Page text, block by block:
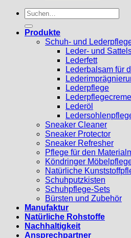
Suchen
nach:
Produkte
Schuh- und
Leder- und
Lederfett
Lederbalsam für
Lederpflege
Lederpflegecreme
Lederöl
Sneaker Cleaner
Sneaker Protector
Sneaker Refresher
Pflege für den
Köndringer
Natürliche
Schuhputzkisten
Schuhpflege-Sets
Bürsten und Zubehör
Manufaktur
Natürliche Rohstoffe
Nachhaltigkeit
Ansprechpartner